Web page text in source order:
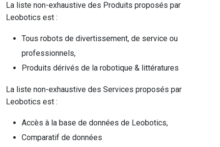
La liste non-exhaustive des Produits proposés par
Leobotics est :
Tous robots de divertissement, de service ou
professionnels,
Produits dérivés de la robotique & littératures
La liste non-exhaustive des Services proposés par
Leobotics est :
Accès à la base de données de Leobotics,
Comparatif de données